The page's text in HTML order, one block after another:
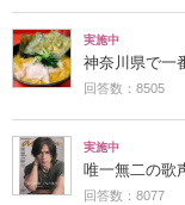
実施中
神奈川県で一
回答数：8505
実施中
唯一無二の歌
回答数：8077